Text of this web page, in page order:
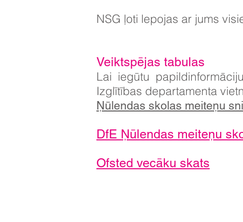
NSG ļoti lepojas ar jums
Veiktspējas tabulas
Lai iegūtu
Izglītības departamenta
Ņūlendas skolas meiteņu
DfE Ņūlendas meiteņu
Ofsted vecāku skats